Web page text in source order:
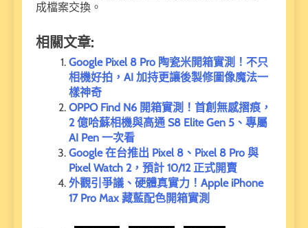
成檔案交換。
相關文章:
Google Pixel 8 Pro 陶瓷米開箱實測！不只
相機好拍，AI 加持更讓後製修圖像魔法一
樣神奇
OPPO Find N6 開箱實測！首創無感摺痕，
2 億哈蘇相機與高通 S8 Elite Gen 5、專屬
AI Pen 一次看
Google 在台推出 Pixel 8、Pixel 8 Pro 與
Pixel Watch 2，預計 10/12 正式開賣
外觀引爭議、硬體真實力！Apple iPhone
17 Pro Max 藏藍配色開箱實測